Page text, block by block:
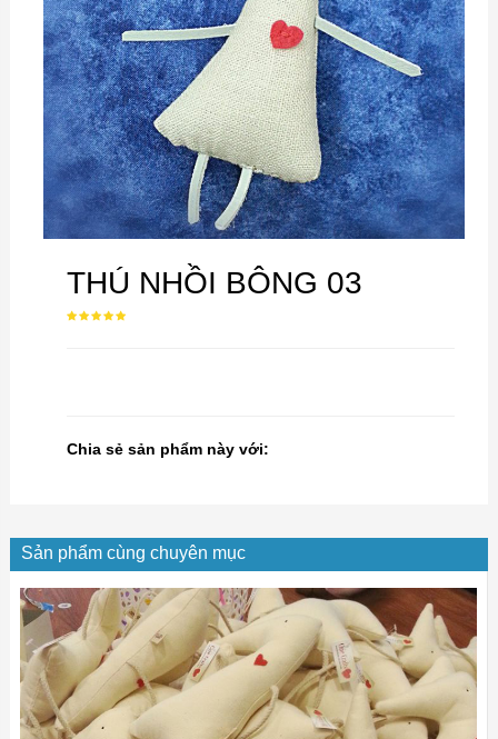
THÚ NHỒI BÔNG 03
Chia sẻ sản phẩm này với:
Sản phẩm cùng chuyên mục